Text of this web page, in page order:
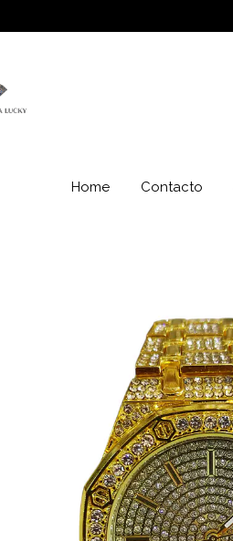
Home Contacto